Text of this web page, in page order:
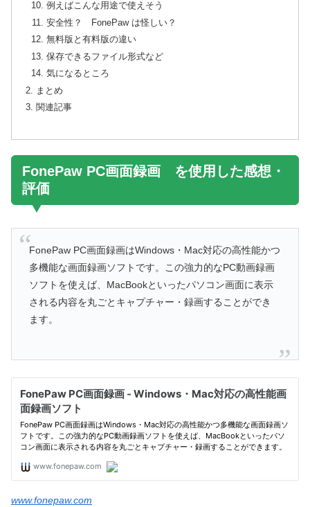
例えばこんな用途で使えそう
安全性？ FonePaw は怪しい？
無料版と有料版の違い
保存できるファイル形式など
気になるところ
まとめ
関連記事
FonePaw PC画面録画 を使用した感想・
評価
FonePaw PC画面録画はWindows・Mac対応の高性能かつ
多機能な画面録画ソフトです。この強力的なPC動画録画
ソフトを使えば、MacBookといったパソコン画面に表示
される内容を丸ごとキャプチャー・録画することができ
ます。
www.fonepaw.com